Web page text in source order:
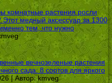
комнатные растения росли
медный аксессуар за 1300
тем, что нужно
вечнозеленые растения
сада: 8 сортов для яркого
| Автор:kmveg